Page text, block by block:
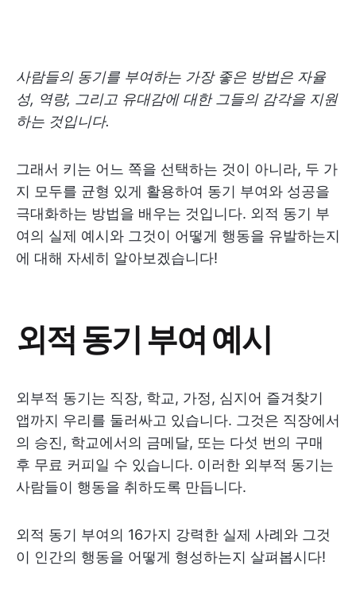
사람들의 동기를 부여하는 가장 좋은 방법은 자율
성, 역량, 그리고 유대감에 대한 그들의 감각을 지원
하는 것입니다.
그래서 키는 어느 쪽을 선택하는 것이 아니라, 두 가
지 모두를 균형 있게 활용하여 동기 부여와 성공을
극대화하는 방법을 배우는 것입니다. 외적 동기 부
여의 실제 예시와 그것이 어떻게 행동을 유발하는지
에 대해 자세히 알아보겠습니다!
외적 동기 부여 예시
외부적 동기는 직장, 학교, 가정, 심지어 즐겨찾기
앱까지 우리를 둘러싸고 있습니다. 그것은 직장에서
의 승진, 학교에서의 금메달, 또는 다섯 번의 구매
후 무료 커피일 수 있습니다. 이러한 외부적 동기는
사람들이 행동을 취하도록 만듭니다.
외적 동기 부여의 16가지 강력한 실제 사례와 그것
이 인간의 행동을 어떻게 형성하는지 살펴봅시다!